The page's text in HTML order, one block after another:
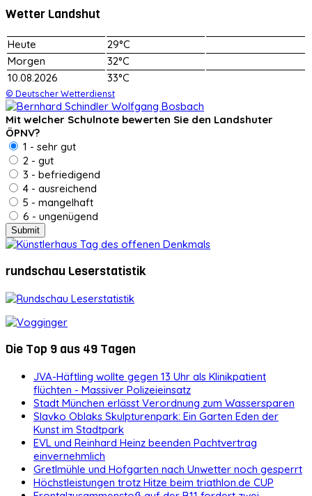
Wetter Landshut
Heute
29°C
Morgen
32°C
10.08.2026
33°C
© Deutscher Wetterdienst
Mit welcher Schulnote bewerten Sie den Landshuter
ÖPNV?
1 - sehr gut
2 - gut
3 - befriedigend
4 - ausreichend
5 - mangelhaft
6 - ungenügend
rundschau Leserstatistik
Die Top 9 aus 49 Tagen
JVA-Häftling wollte gegen 13 Uhr als Klinikpatient
flüchten - Massiver Polizeieinsatz
Stadt München erlässt Verordnung zum Wassersparen
Slavko Oblaks Skulpturenpark: Ein Garten Eden der
Kunst im Stadtpark
EVL und Reinhard Heinz beenden Pachtvertrag
einvernehmlich
Gretlmühle und Hofgarten nach Unwetter noch gesperrt
Höchstleistungen trotz Hitze beim triathlon.de CUP